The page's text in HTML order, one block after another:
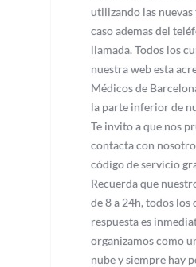
utilizando las
caso ademas del
llamada. Todos los
nuestra web esta
Médicos de
la parte inferior de
Te invito a que nos
contacta con
código de servicio
Recuerda que
de 8 a 24h, todos los
respuesta es
organizamos como
nube y siempre hay